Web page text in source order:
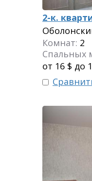
2-к.
Комнат: 2
Спальных
от 16 $ до